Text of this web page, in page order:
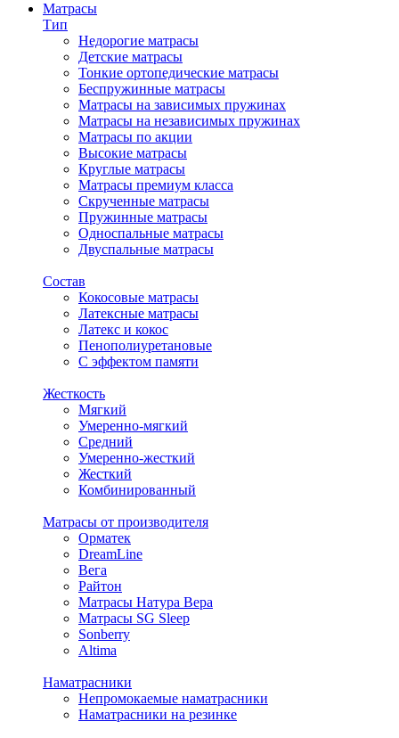
Матрасы
Тип
Недорогие матрасы
Детские матрасы
Тонкие ортопедические матрасы
Беспружинные матрасы
Матрасы на зависимых пружинах
Матрасы на независимых пружинах
Матрасы по акции
Высокие матрасы
Круглые матрасы
Матрасы премиум класса
Скрученные матрасы
Пружинные матрасы
Односпальные матрасы
Двуспальные матрасы
Состав
Кокосовые матрасы
Латексные матрасы
Латекс и кокос
Пенополиуретановые
С эффектом памяти
Жесткость
Мягкий
Умеренно-мягкий
Средний
Умеренно-жесткий
Жесткий
Комбинированный
Матрасы от производителя
Орматек
DreamLine
Вега
Райтон
Матрасы Натура Вера
Матрасы SG Sleep
Sonberry
Altima
Наматрасники
Непромокаемые наматрасники
Наматрасники на резинке